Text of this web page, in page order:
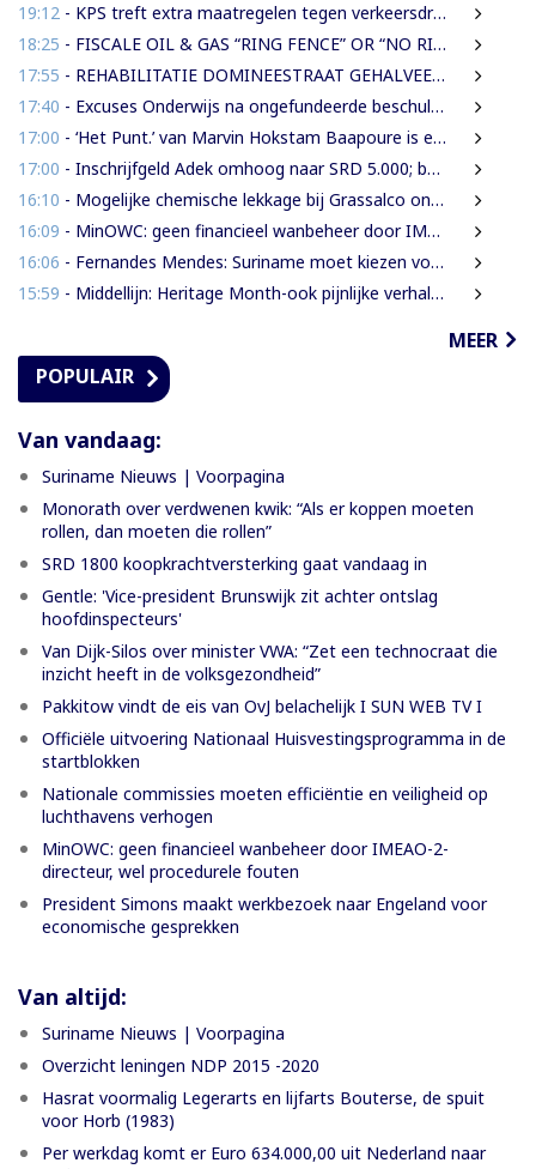
19:12 - KPS treft extra maatregelen tegen verkeersdrukte binnenstad
18:25 - FISCALE OIL & GAS “RING FENCE” OR “NO RING FENCE”? THAT IS THE QUESTION!
17:55 - REHABILITATIE DOMINEESTRAAT GEHALVEERD TOT TWEE WEKEN NA ERNSTIGE VERKEERSCHAOS
17:40 - Excuses Onderwijs na ongefundeerde beschuldigingen directeur IMEAO 2
17:00 - ‘Het Punt.’ van Marvin Hokstam Baapoure is een thriller die je niet meer loslaat
17:00 - Inschrijfgeld Adek omhoog naar SRD 5.000; betalingsregeling van drie naar twee termijnen
16:10 - Mogelijke chemische lekkage bij Grassalco onderzocht als oorzaak vissterfte
16:09 - MinOWC: geen financieel wanbeheer door IMEAO-2-directeur, wel procedurele fouten
16:06 - Fernandes Mendes: Suriname moet kiezen voor presidentieel of parlementair stelsel
15:59 - Middellijn: Heritage Month-ook pijnlijke verhalen verdienen een plaats
MEER
POPULAIR
Van vandaag:
Suriname Nieuws | Voorpagina
Monorath over verdwenen kwik: “Als er koppen moeten
rollen, dan moeten die rollen”
SRD 1800 koopkrachtversterking gaat vandaag in
Gentle: 'Vice-president Brunswijk zit achter ontslag
hoofdinspecteurs'
Van Dijk-Silos over minister VWA: “Zet een technocraat die
inzicht heeft in de volksgezondheid”
Pakkitow vindt de eis van OvJ belachelijk I SUN WEB TV I
Officiële uitvoering Nationaal Huisvestingsprogramma in de
startblokken
Nationale commissies moeten efficiëntie en veiligheid op
luchthavens verhogen
MinOWC: geen financieel wanbeheer door IMEAO-2-
directeur, wel procedurele fouten
President Simons maakt werkbezoek naar Engeland voor
economische gesprekken
Van altijd:
Suriname Nieuws | Voorpagina
Overzicht leningen NDP 2015 -2020
Hasrat voormalig Legerarts en lijfarts Bouterse, de spuit
voor Horb (1983)
Per werkdag komt er Euro 634.000,00 uit Nederland naar